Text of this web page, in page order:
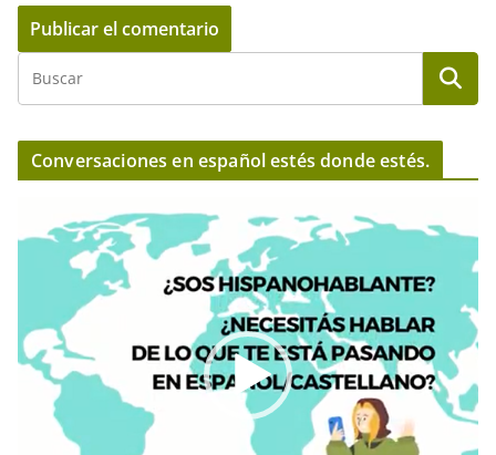
Conversaciones en español estés donde estés.
e
d